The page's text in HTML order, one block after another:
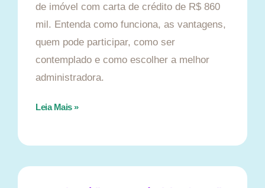
de imóvel com carta de crédito de R$ 860
mil. Entenda como funciona, as vantagens,
quem pode participar, como ser
contemplado e como escolher a melhor
administradora.
Leia Mais »